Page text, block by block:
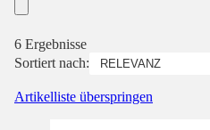
6 Ergebnisse
Sortiert nach:
Artikelliste überspringen